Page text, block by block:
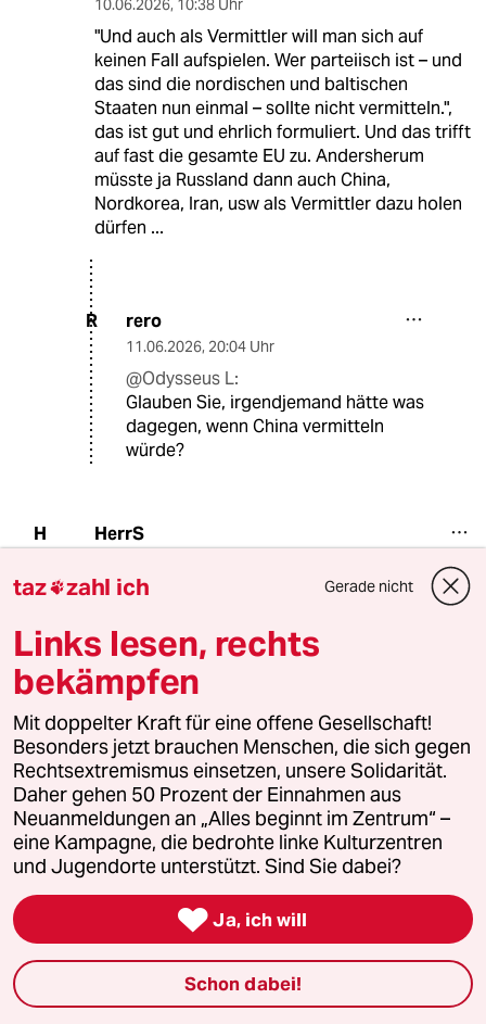
10.06.2026, 10:38 Uhr
"Und auch als Vermittler will man sich auf
keinen Fall aufspielen. Wer parteiisch ist – und
das sind die nordischen und baltischen
Staaten nun einmal – sollte nicht vermitteln.",
das ist gut und ehrlich formuliert. Und das trifft
auf fast die gesamte EU zu. Andersherum
müsste ja Russland dann auch China,
Nordkorea, Iran, usw als Vermittler dazu holen
dürfen ...
R rero
11.06.2026, 20:04 Uhr
@Odysseus L:
Glauben Sie, irgendjemand hätte was
dagegen, wenn China vermitteln
würde?
H HerrS
Was ich nicht verstehe ist, dass speziell
wie es war, als die DDR von Moskau via SED
regiert wurde. Stasi Terror, Redefreiheit,
Reisefreiheit, verrottete Städte, alles
vergessen? Ist Russengas wirklich wichtiger als
alles andere?
S Suryo
11.06.2026,12:30 Uhr
Am ekelhaftewsten finde ich
persönlich die (typisch deutsche?)
Anmaßung vieler Ossis, sie könnten
Russland besser beurteilen als z.B.
esten, Litauer und Letten, die
taz zahl ich Gerade nicht
Links lesen, rechts
bekämpfen
Mit doppelter Kraft für eine offene Gesellschaft!
Besonders jetzt brauchen Menschen, die sich gegen
Rechtsextremismus einsetzen, unsere Solidarität.
Daher gehen 50 Prozent der Einnahmen aus
Neuanmeldungen an „Alles beginnt im Zentrum“ –
eine Kampagne, die bedrohte linke Kulturzentren
und Jugendorte unterstützt. Sind Sie dabei?
 Ja, ich will
Schon dabei!